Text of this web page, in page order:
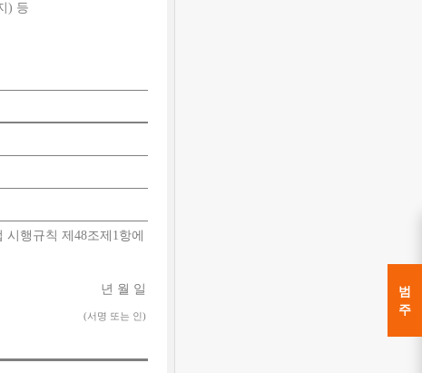
) 등
시행규칙 제 48조제 1항에
년 월 일
(서명 또는 인)